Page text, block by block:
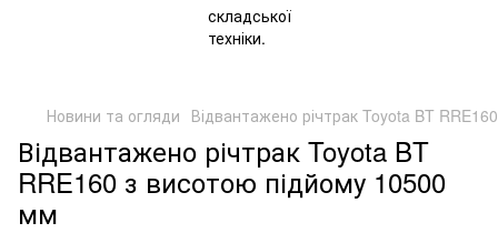
Новини та огляди Відвантажено річтрак Toyota BT
Відвантажено річтрак Toyota BT
RRE160 з висотою підйому 10500
мм